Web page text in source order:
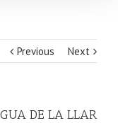
Previous Next
DE LA LLAR